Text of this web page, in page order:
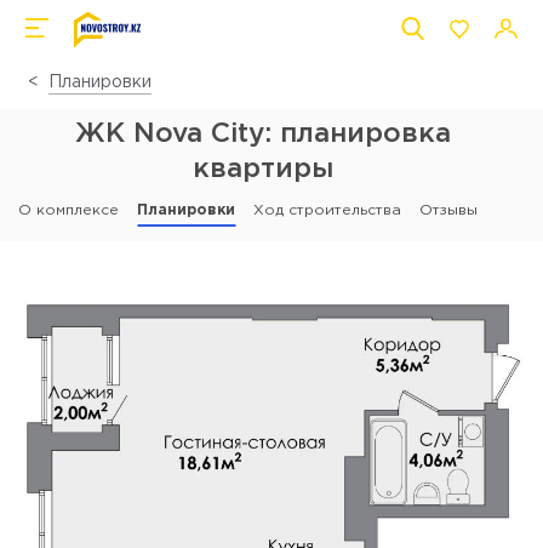
Планировки
ЖК Nova City: планировка
квартиры
О комплексе Планировки Ход строительства Отзывы